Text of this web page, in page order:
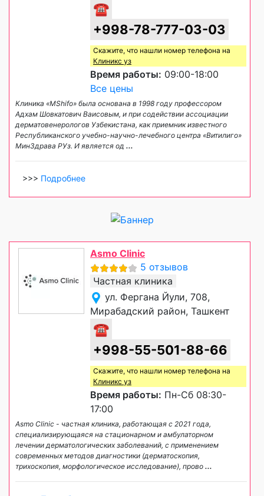
☎
+998-78-777-03-03
Скажите, что нашли номер телефона на
Клиникс уз
Время работы: 09:00-18:00
Все цены
Клиника «MShifo» была основана в 1998 году профессором
Адхам Шовкатович Ваисовым, и при содействии ассоциации
дерматовенерологов Узбекистана, как приемник известного
Республиканского учебно-научно-лечебного центра «Витилиго»
МинЗдрава РУз. И является од ...
>>> Подробнее
Asmo Clinic
5 отзывов
Частная клиника
ул. Фергана Йули, 708,
Мирабадский район, Ташкент
☎
+998-55-501-88-66
Скажите, что нашли номер телефона на
Клиникс уз
Время работы: Пн-Сб 08:30-
17:00
Asmo Clinic - частная клиника, работающая c 2021 года,
специализирующаяся на стационарном и амбулаторном
лечении дерматологических заболеваний, c применением
современных методов диагностики (дерматоскопия,
трихоскопия, морфологическое исследование), прово ...